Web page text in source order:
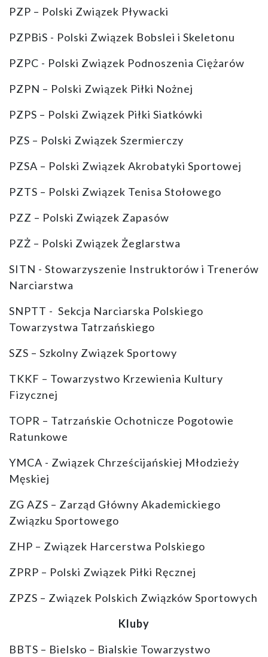
PZP – Polski Związek Pływacki
PZPBiS - Polski Związek Bobslei i Skeletonu
PZPC - Polski Związek Podnoszenia Ciężarów
PZPN – Polski Związek Piłki Nożnej
PZPS – Polski Związek Piłki Siatkówki
PZS – Polski Związek Szermierczy
PZSA – Polski Związek Akrobatyki Sportowej
PZTS – Polski Związek Tenisa Stołowego
PZZ – Polski Związek Zapasów
PZŻ – Polski Związek Żeglarstwa
SITN - Stowarzyszenie Instruktorów i Trenerów
Narciarstwa
SNPTT - Sekcja Narciarska Polskiego
Towarzystwa Tatrzańskiego
SZS – Szkolny Związek Sportowy
TKKF – Towarzystwo Krzewienia Kultury
Fizycznej
TOPR – Tatrzańskie Ochotnicze Pogotowie
Ratunkowe
YMCA - Związek Chrześcijańskiej Młodzieży
Męskiej
ZG AZS – Zarząd Główny Akademickiego
Związku Sportowego
ZHP – Związek Harcerstwa Polskiego
ZPRP – Polski Związek Piłki Ręcznej
ZPZS – Związek Polskich Związków Sportowych
Kluby
BBTS – Bielsko – Bialskie Towarzystwo